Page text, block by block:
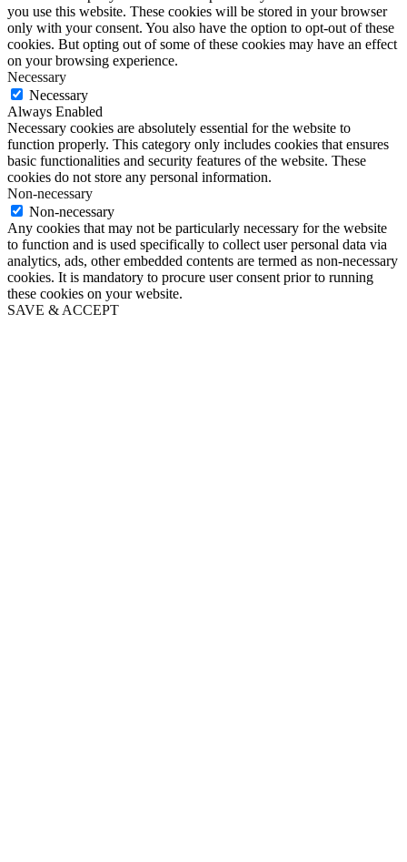
you use this website. These cookies will be stored in your browser
only with your consent. You also have the option to opt-out of these
cookies. But opting out of some of these cookies may have an effect
on your browsing experience.
Necessary
Necessary
Always Enabled
Necessary cookies are absolutely essential for the website to
function properly. This category only includes cookies that ensures
basic functionalities and security features of the website. These
cookies do not store any personal information.
Non-necessary
Non-necessary
Any cookies that may not be particularly necessary for the website
to function and is used specifically to collect user personal data via
analytics, ads, other embedded contents are termed as non-necessary
cookies. It is mandatory to procure user consent prior to running
these cookies on your website.
SAVE & ACCEPT